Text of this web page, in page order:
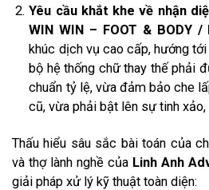
Yêu cầu khắt khe về nhận
WIN WIN – FOOT & BODY /
khúc dịch vụ cao cấp, hướng
bộ hệ thống chữ thay thế phải
chuẩn tỷ lệ, vừa đảm bảo che
cũ, vừa phải bật lên sự tinh
Thấu hiểu sâu sắc bài toán của
và thợ lành nghề của Linh Anh
giải pháp xử lý kỹ thuật toàn diện: